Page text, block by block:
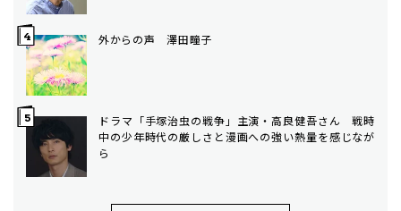
外からの声 澤田瞳子
ドラマ「手塚治虫の戦争」主演・高良健吾さん 戦時
中の少年時代の厳しさと漫画への強い熱量を感じなが
ら